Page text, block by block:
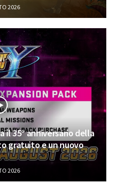
2026
il 35° anniversario della
gratuito e un nuovo
2026